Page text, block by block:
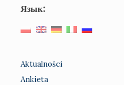
Язык:
Aktualności
Ankieta